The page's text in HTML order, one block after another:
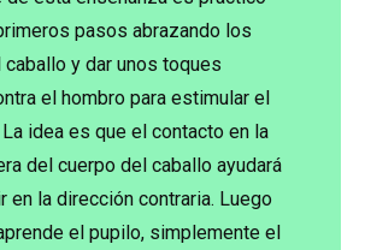
pasos abrazando los
y dar unos toques
el hombro para estimular el
idea es que el contacto en la
del cuerpo del caballo ayudará
en la dirección contraria. Luego
el pupilo, simplemente el